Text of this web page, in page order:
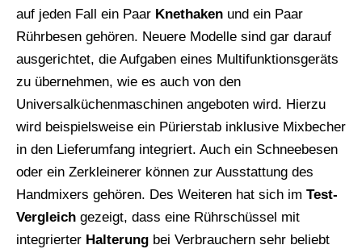
auf jeden Fall ein Paar Knethaken und ein Paar
Rührbesen gehören. Neuere Modelle sind gar darauf
ausgerichtet, die Aufgaben eines Multifunktionsgeräts
zu übernehmen, wie es auch von den
Universalküchenmaschinen angeboten wird. Hierzu
wird beispielsweise ein Pürierstab inklusive Mixbecher
in den Lieferumfang integriert. Auch ein Schneebesen
oder ein Zerkleinerer können zur Ausstattung des
Handmixers gehören. Des Weiteren hat sich im Test-
Vergleich gezeigt, dass eine Rührschüssel mit
integrierter Halterung bei Verbrauchern sehr beliebt